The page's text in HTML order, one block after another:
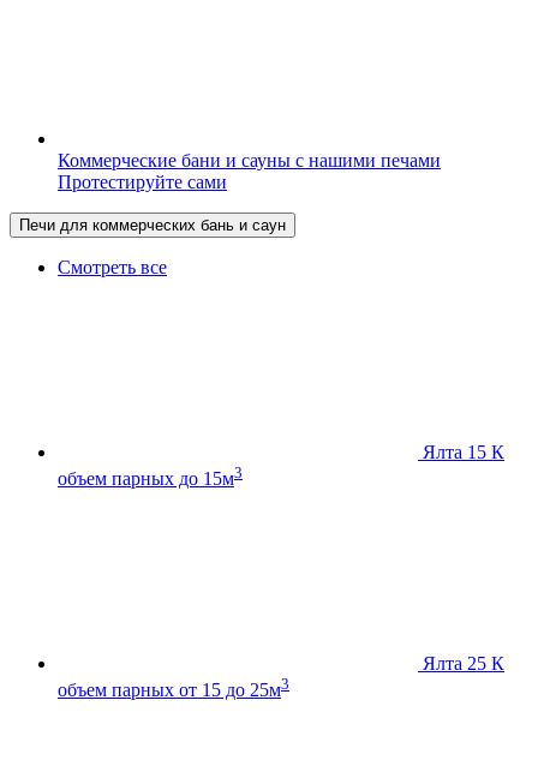
Коммерческие бани и сауны с нашими печами
Протестируйте сами
Печи для коммерческих бань и саун
Смотреть все
Ялта 15 К
объем парных до 15м3
Ялта 25 К
объем парных от 15 до 25м3